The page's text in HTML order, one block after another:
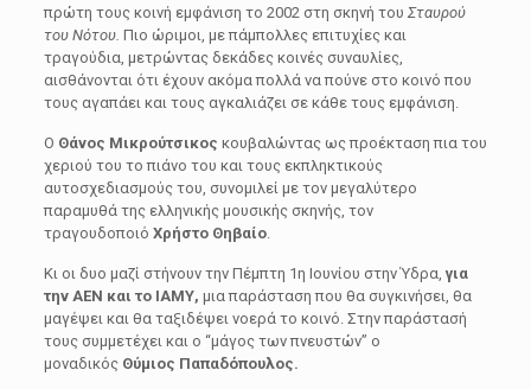
πρώτη τους κοινή εμφάνιση το 2002 στη σκηνή του Σταυρού
του Νότου. Πιο ώριμοι, με πάμπολλες επιτυχίες και
τραγούδια, μετρώντας δεκάδες κοινές συναυλίες,
αισθάνονται ότι έχουν ακόμα πολλά να πούνε στο κοινό που
τους αγαπάει και τους αγκαλιάζει σε κάθε τους εμφάνιση.
Ο Θάνος Μικρούτσικος κουβαλώντας ως προέκταση πια του
χεριού του το πιάνο του και τους εκπληκτικούς
αυτοσχεδιασμούς του, συνομιλεί με τον μεγαλύτερο
παραμυθά της ελληνικής μουσικής σκηνής, τον
τραγουδοποιό Χρήστο Θηβαίο.
Κι οι δυο μαζί στήνουν την Πέμπτη 1η Ιουνίου στην Ύδρα, για
την ΑΕΝ και το ΙΑΜΥ, μια παράσταση που θα συγκινήσει, θα
μαγέψει και θα ταξιδέψει νοερά το κοινό. Στην παράστασή
τους συμμετέχει και ο “μάγος των πνευστών” ο
μοναδικός Θύμιος Παπαδόπουλος.